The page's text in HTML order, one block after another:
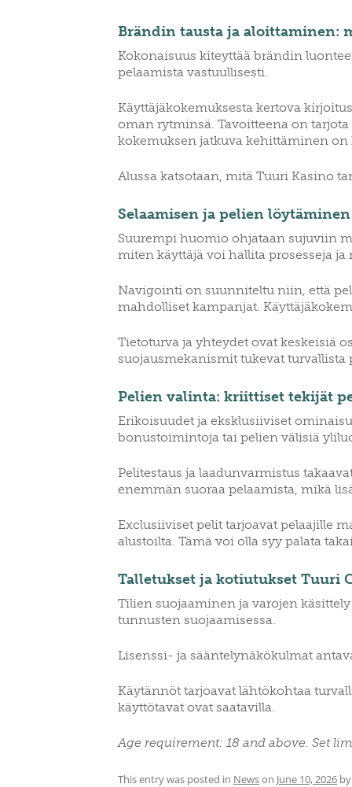
CLUBS/SOCIETIES
Brändin tausta ja aloittaminen:
Kokonaisuus kiteyttää brändin
pelaamista vastuullisesti.
Käyttäjäkokemuksesta kertova
oman rytminsä. Tavoitteena on
kokemuksen jatkuva kehittäminen
Alussa katsotaan, mitä Tuuri Kasino
Selaamisen ja pelien
Suurempi huomio ohjataan sujuviin
miten käyttäjä voi hallita prosesseja
Navigointi on suunniteltu niin, että
mahdolliset kampanjat.
Tietoturva ja yhteydet ovat keskeisiä
suojausmekanismit tukevat turvallista
Pelien valinta: kriittiset tekijät
Erikoisuudet ja eksklusiiviset
bonustoimintoja tai pelien välisiä
Pelitestaus ja laadunvarmistus
enemmän suoraa pelaamista, mikä
Exclusiiviset pelit tarjoavat pelaajille
alustoilta. Tämä voi olla syy palata
Talletukset ja kotiutukset Tuuri
Tilien suojaaminen ja varojen
tunnusten suojaamisessa.
Lisenssi- ja sääntelynäkökulmat
Käytännöt tarjoavat lähtökohtaa
käyttötavat ovat saatavilla.
Age requirement: 18 and above. Set
This entry was posted in Newson June 10, 2026